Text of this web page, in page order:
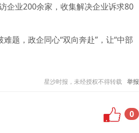
企业200余家，收集解决企业诉求80
题，政企同心“双向奔赴”，让“中部
星沙时报，未经授权不得转载 举报
0